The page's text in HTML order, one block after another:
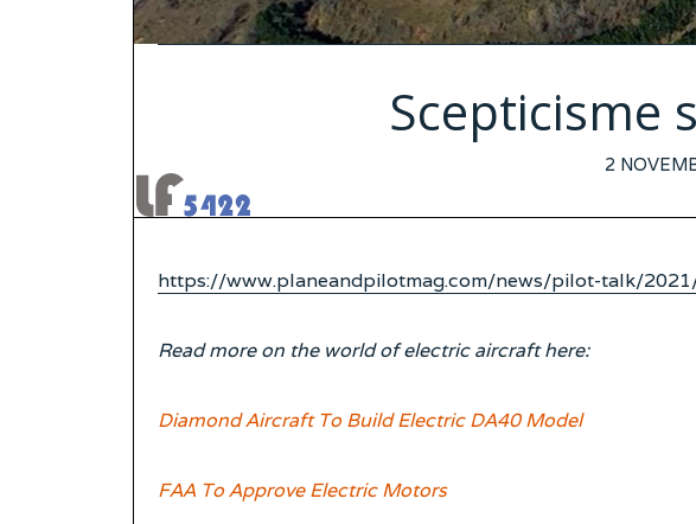
Scepticisme
POSTED
2
https://www.planeandpilotmag.com/news/pilot-talk/
Read more on the world of electric aircraft here:
Diamond Aircraft To Build Electric DA40 Model
FAA To Approve Electric Motors